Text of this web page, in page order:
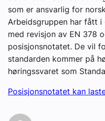
som er ansvarlig for
Arbeidsgruppen har fått
med revisjon av EN 378
posisjonsnotatet. De vil
standarden kommer på
høringssvaret som
Posisjonsnotatet kan